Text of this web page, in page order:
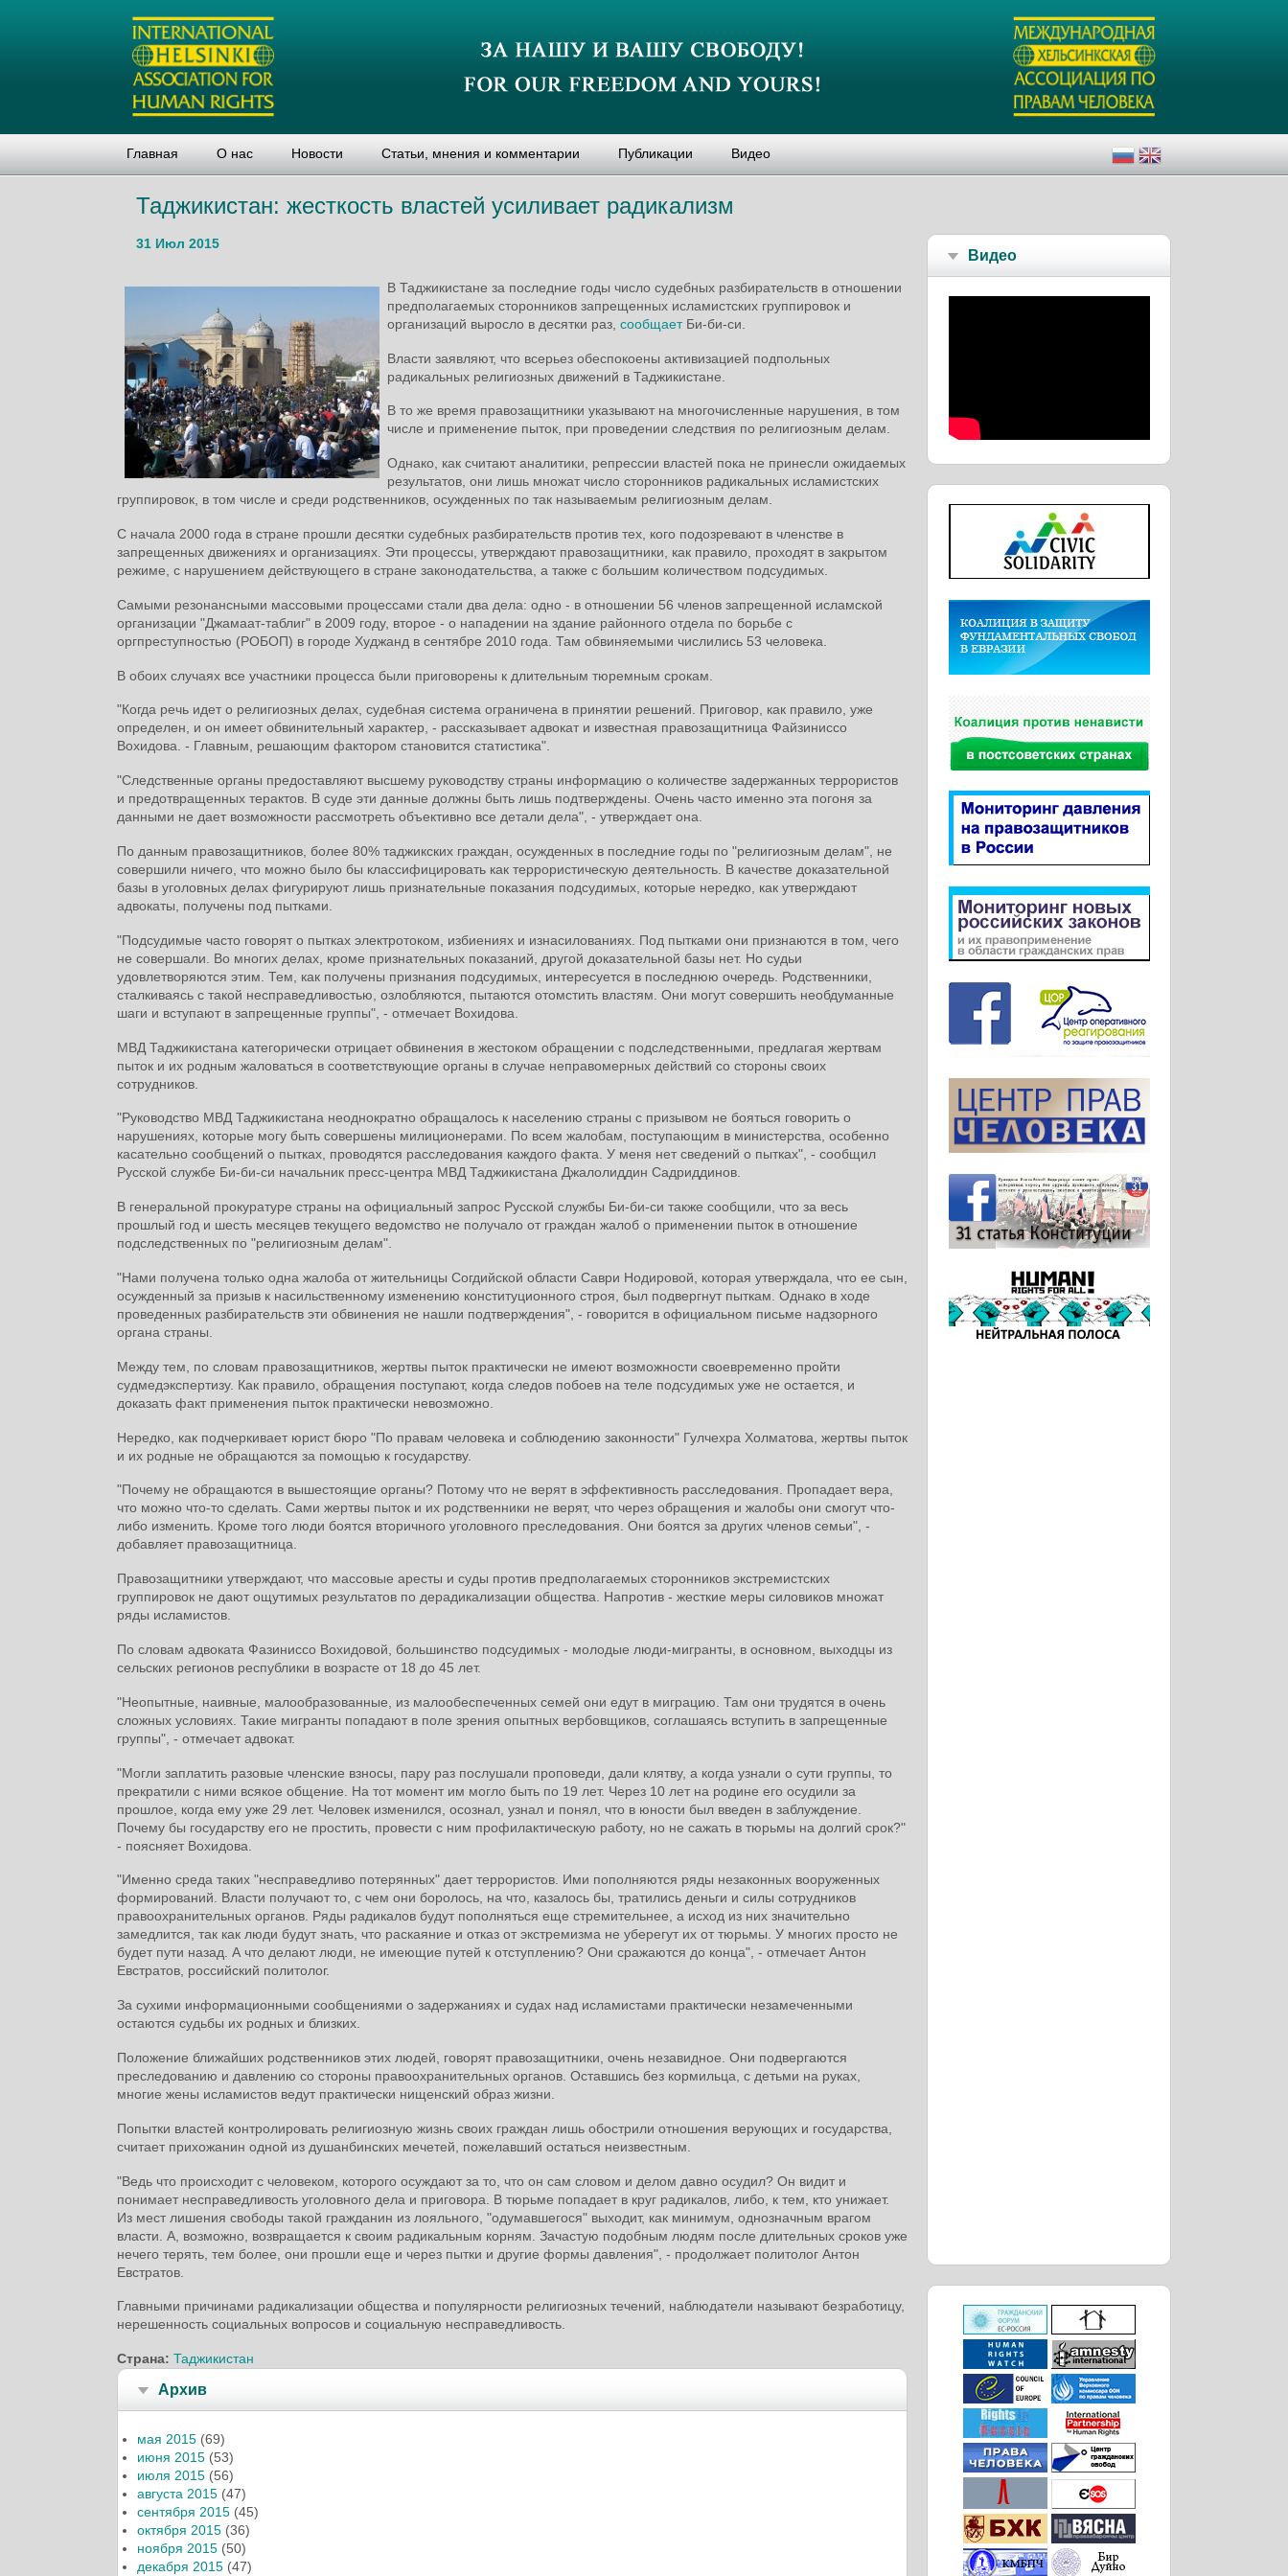
Главная О нас Новости Статьи, мнения и комментарии Публикации Видео
Таджикистан: жесткость властей усиливает радикализм
31 Июл 2015
В Таджикистане за последние годы число судебных разбирательств в отношении
предполагаемых сторонников запрещенных исламистских группировок и
организаций выросло в десятки раз, сообщаетБи-би-си.
Власти заявляют, что всерьез обеспокоены активизацией подпольных
радикальных религиозных движений в Таджикистане.
В то же время правозащитники указывают на многочисленные нарушения, в том
числе и применение пыток, при проведении следствия по религиозным делам.
Однако, как считают аналитики, репрессии властей пока не принесли ожидаемых
результатов, они лишь множат число сторонников радикальных исламистских
группировок, в том числе и среди родственников, осужденных по так называемым религиозным делам.
С начала 2000 года в стране прошли десятки судебных разбирательств против тех, кого подозревают в членстве в
запрещенных движениях и организациях. Эти процессы, утверждают правозащитники, как правило, проходят в закрытом
режиме, с нарушением действующего в стране законодательства, а также с большим количеством подсудимых.
Самыми резонансными массовыми процессами стали два дела: одно - в отношении 56 членов запрещенной исламской
организации "Джамаат-таблиг" в 2009 году, второе - о нападении на здание районного отдела по борьбе с
оргпреступностью (РОБОП) в городе Худжанд в сентябре 2010 года. Там обвиняемыми числились 53 человека.
В обоих случаях все участники процесса были приговорены к длительным тюремным срокам.
"Когда речь идет о религиозных делах, судебная система ограничена в принятии решений. Приговор, как правило, уже
определен, и он имеет обвинительный характер, - рассказывает адвокат и известная правозащитница Файзиниссо
Вохидова. - Главным, решающим фактором становится статистика".
"Следственные органы предоставляют высшему руководству страны информацию о количестве задержанных террористов
и предотвращенных терактов. В суде эти данные должны быть лишь подтверждены. Очень часто именно эта погоня за
данными не дает возможности рассмотреть объективно все детали дела", - утверждает она.
По данным правозащитников, более 80% таджикских граждан, осужденных в последние годы по "религиозным делам", не
совершили ничего, что можно было бы классифицировать как террористическую деятельность. В качестве доказательной
базы в уголовных делах фигурируют лишь признательные показания подсудимых, которые нередко, как утверждают
адвокаты, получены под пытками.
"Подсудимые часто говорят о пытках электротоком, избиениях и изнасилованиях. Под пытками они признаются в том, чего
не совершали. Во многих делах, кроме признательных показаний, другой доказательной базы нет. Но судьи
удовлетворяются этим. Тем, как получены признания подсудимых, интересуется в последнюю очередь. Родственники,
сталкиваясь с такой несправедливостью, озлобляются, пытаются отомстить властям. Они могут совершить необдуманные
шаги и вступают в запрещенные группы", - отмечает Вохидова.
МВД Таджикистана категорически отрицает обвинения в жестоком обращении с подследственными, предлагая жертвам
пыток и их родным жаловаться в соответствующие органы в случае неправомерных действий со стороны своих
сотрудников.
"Руководство МВД Таджикистана неоднократно обращалось к населению страны с призывом не бояться говорить о
нарушениях, которые могу быть совершены милиционерами. По всем жалобам, поступающим в министерства, особенно
касательно сообщений о пытках, проводятся расследования каждого факта. У меня нет сведений о пытках", - сообщил
Русской службе Би-би-си начальник пресс-центра МВД Таджикистана Джалолиддин Садриддинов.
В генеральной прокуратуре страны на официальный запрос Русской службы Би-би-си также сообщили, что за весь
прошлый год и шесть месяцев текущего ведомство не получало от граждан жалоб о применении пыток в отношение
подследственных по "религиозным делам".
"Нами получена только одна жалоба от жительницы Согдийской области Саври Нодировой, которая утверждала, что ее сын,
осужденный за призыв к насильственному изменению конституционного строя, был подвергнут пыткам. Однако в ходе
проведенных разбирательств эти обвинения не нашли подтверждения", - говорится в официальном письме надзорного
органа страны.
Между тем, по словам правозащитников, жертвы пыток практически не имеют возможности своевременно пройти
судмедэкспертизу. Как правило, обращения поступают, когда следов побоев на теле подсудимых уже не остается, и
доказать факт применения пыток практически невозможно.
Нередко, как подчеркивает юрист бюро "По правам человека и соблюдению законности" Гулчехра Холматова, жертвы пыток
и их родные не обращаются за помощью к государству.
"Почему не обращаются в вышестоящие органы? Потому что не верят в эффективность расследования. Пропадает вера,
что можно что-то сделать. Сами жертвы пыток и их родственники не верят, что через обращения и жалобы они смогут что-
либо изменить. Кроме того люди боятся вторичного уголовного преследования. Они боятся за других членов семьи", -
добавляет правозащитница.
Правозащитники утверждают, что массовые аресты и суды против предполагаемых сторонников экстремистских
группировок не дают ощутимых результатов по дерадикализации общества. Напротив - жесткие меры силовиков множат
ряды исламистов.
По словам адвоката Фазиниссо Вохидовой, большинство подсудимых - молодые люди-мигранты, в основном, выходцы из
сельских регионов республики в возрасте от 18 до 45 лет.
"Неопытные, наивные, малообразованные, из малообеспеченных семей они едут в миграцию. Там они трудятся в очень
сложных условиях. Такие мигранты попадают в поле зрения опытных вербовщиков, соглашаясь вступить в запрещенные
группы", - отмечает адвокат.
"Могли заплатить разовые членские взносы, пару раз послушали проповеди, дали клятву, а когда узнали о сути группы, то
прекратили с ними всякое общение. На тот момент им могло быть по 19 лет. Через 10 лет на родине его осудили за
прошлое, когда ему уже 29 лет. Человек изменился, осознал, узнал и понял, что в юности был введен в заблуждение.
Почему бы государству его не простить, провести с ним профилактическую работу, но не сажать в тюрьмы на долгий срок?"
- поясняет Вохидова.
"Именно среда таких "несправедливо потерянных" дает террористов. Ими пополняются ряды незаконных вооруженных
формирований. Власти получают то, с чем они боролось, на что, казалось бы, тратились деньги и силы сотрудников
правоохранительных органов. Ряды радикалов будут пополняться еще стремительнее, а исход из них значительно
замедлится, так как люди будут знать, что раскаяние и отказ от экстремизма не уберегут их от тюрьмы. У многих просто не
будет пути назад. А что делают люди, не имеющие путей к отступлению? Они сражаются до конца", - отмечает Антон
Евстратов, российский политолог.
За сухими информационными сообщениями о задержаниях и судах над исламистами практически незамеченными
остаются судьбы их родных и близких.
Положение ближайших родственников этих людей, говорят правозащитники, очень незавидное. Они подвергаются
преследованию и давлению со стороны правоохранительных органов. Оставшись без кормильца, с детьми на руках,
многие жены исламистов ведут практически нищенский образ жизни.
Попытки властей контролировать религиозную жизнь своих граждан лишь обострили отношения верующих и государства,
считает прихожанин одной из душанбинских мечетей, пожелавший остаться неизвестным.
"Ведь что происходит с человеком, которого осуждают за то, что он сам словом и делом давно осудил? Он видит и
понимает несправедливость уголовного дела и приговора. В тюрьме попадает в круг радикалов, либо, к тем, кто унижает.
Из мест лишения свободы такой гражданин из лояльного, "одумавшегося" выходит, как минимум, однозначным врагом
власти. А, возможно, возвращается к своим радикальным корням. Зачастую подобным людям после длительных сроков уже
нечего терять, тем более, они прошли еще и через пытки и другие формы давления", - продолжает политолог Антон
Евстратов.
Главными причинами радикализации общества и популярности религиозных течений, наблюдатели называют безработицу,
нерешенность социальных вопросов и социальную несправедливость.
Страна: Таджикистан
Архив
мая 2015 (69)
июня 2015 (53)
июля 2015 (56)
августа 2015 (47)
сентября 2015 (45)
октября 2015 (36)
ноября 2015 (50)
декабря 2015 (47)
Видео